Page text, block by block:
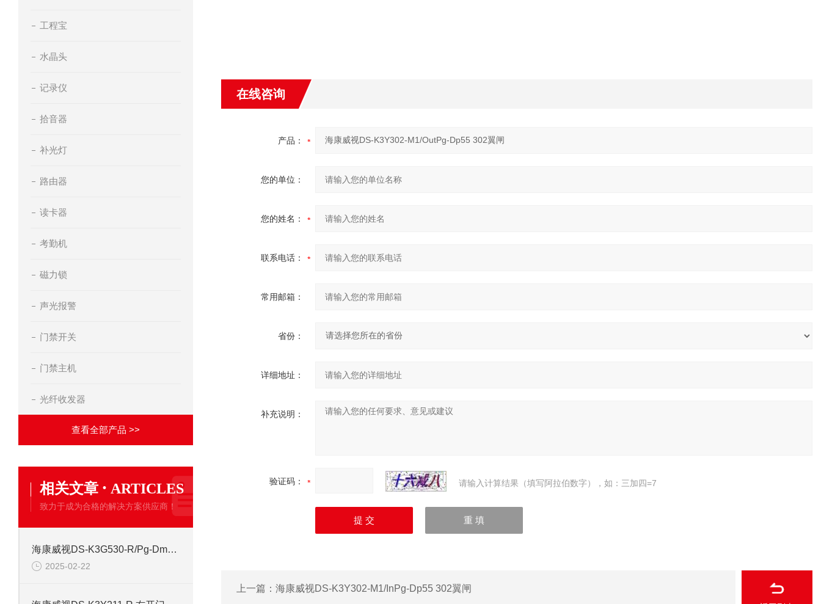
工程宝
水晶头
记录仪
拾音器
补光灯
路由器
读卡器
考勤机
磁力锁
声光报警
门禁开关
门禁主机
光纤收发器
查看全部产品 >>
相关文章 · ARTICLES
致力于成为合格的解决方案供应商！
海康威视DS-K3G530-R/Pg-Dm55 全自动三辊闸道闸
2025-02-22
在线咨询
产品：
您的单位：
您的姓名：
联系电话：
常用邮箱：
省份：
详细地址：
补充说明：
验证码： 请输入计算结果（填写阿拉伯数字），如：三加四=7
上一篇： 海康威视DS-K3Y302-M1/InPg-Dp55 302翼闸